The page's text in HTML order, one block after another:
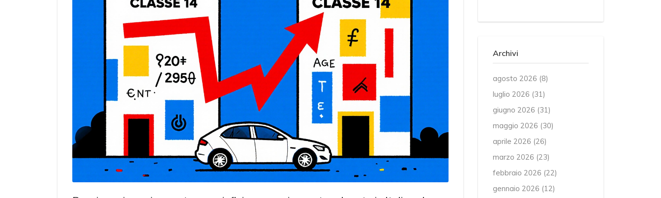
Archivi
agosto 2026 (8)
luglio 2026 (31)
giugno 2026 (31)
maggio 2026 (30)
aprile 2026 (26)
marzo 2026 (23)
febbraio 2026 (22)
gennaio 2026 (12)